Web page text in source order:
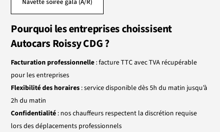
Pourquoi les entreprises choissisent
Autocars Roissy CDG ?
Facturation professionnelle : facture TTC avec TVA récupérable
pour les entreprises
Flexibilité des horaires : service disponible dès 5h du matin jusqu’à
2h du matin
Confidentialité : nos chauffeurs respectent la discrétion requise
lors des déplacements professionnels